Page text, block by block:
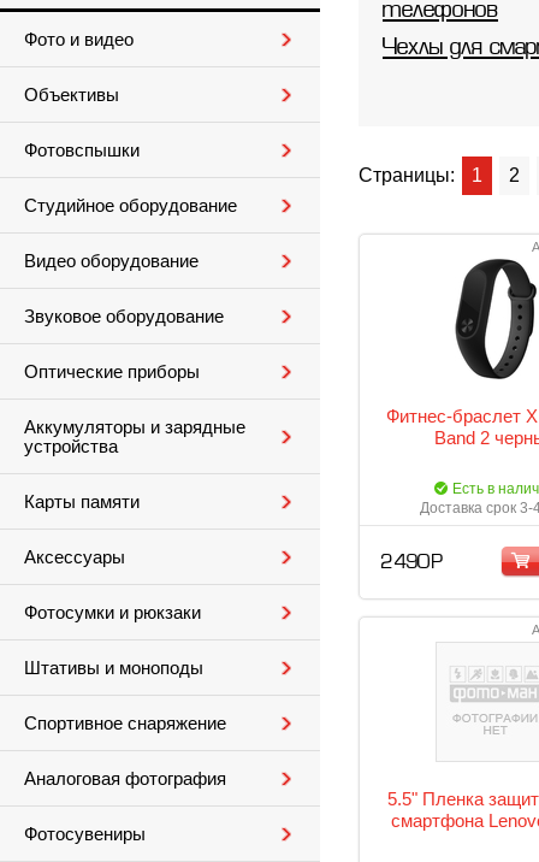
Фото и видео
Объективы
Фотовспышки
Студийное оборудование
Видео оборудование
Звуковое оборудование
Оптические приборы
Аккумуляторы и зарядные
устройства
Карты памяти
Аксессуары
Фотосумки и рюкзаки
Штативы и моноподы
Спортивное снаряжение
Аналоговая фотография
Фотосувениры
телефонов
Чехлы для
Страницы: 1 2
Фитнес-браслет
Band 2
Есть в
Доставка срок 3-
2 490 Р
5.5" Пленка
смартфона